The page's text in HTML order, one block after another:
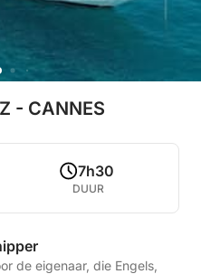
- CANNES
7h30
DUUR
de eigenaar, die Engels,